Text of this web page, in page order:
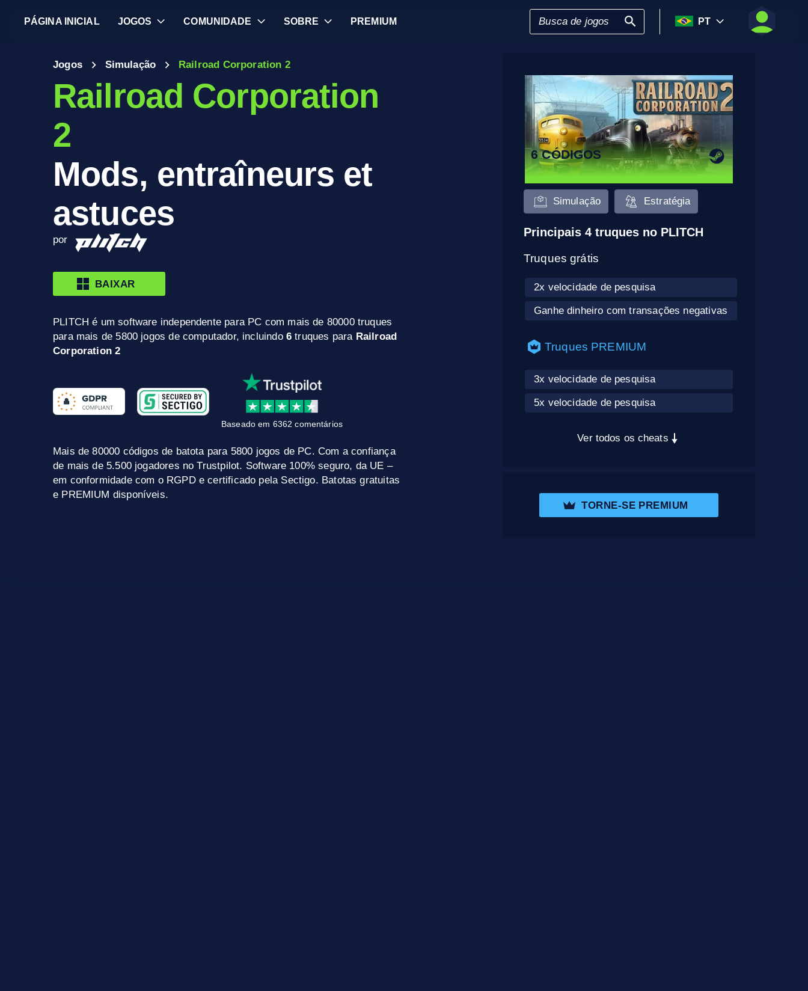
PÁGINA INICIAL JOGOS COMUNIDADE SOBRE PREMIUM PT
Jogos Simulação Railroad Corporation 2
Railroad Corporation
2
Mods, entraîneurs et
astuces
por
BAIXAR
PLITCH é um software independente para PC com mais de 80000 truques
para mais de 5800 jogos de computador, incluindo 6 truques para Railroad
Corporation 2
Baseado em 6362 comentários
Mais de 80000 códigos de batota para 5800 jogos de PC. Com a confiança
de mais de 5.500 jogadores no Trustpilot. Software 100% seguro, da UE –
em conformidade com o RGPD e certificado pela Sectigo. Batotas gratuitas
e PREMIUM disponíveis.
6 CÓDIGOS
Simulação Estratégia
Principais 4 truques no PLITCH
Truques grátis
2x velocidade de pesquisa
Ganhe dinheiro com transações negativas
Truques PREMIUM
3x velocidade de pesquisa
5x velocidade de pesquisa
Ver todos os cheats
TORNE-SE PREMIUM